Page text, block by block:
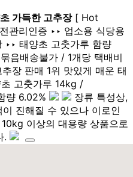
가득한 고추장[ Hot
관리인증 ‣‣ 업소용 식당용
‣‣ 태양초 고춧가루 함량
음배송불가 / 1개당 택배비
장 판매 1위 맛있게 매운 태
고춧가루 14kg /
량 6.02%
장류 특성상,
진해질 수 있으나 이로인
이상의 대용량 상품으로
.